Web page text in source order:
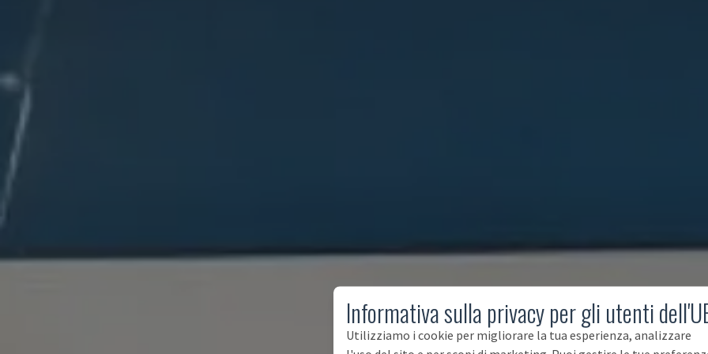
Informativa sulla privacy per gli utenti
Utilizziamo i cookie per migliorare la tua esperienza, analizzare